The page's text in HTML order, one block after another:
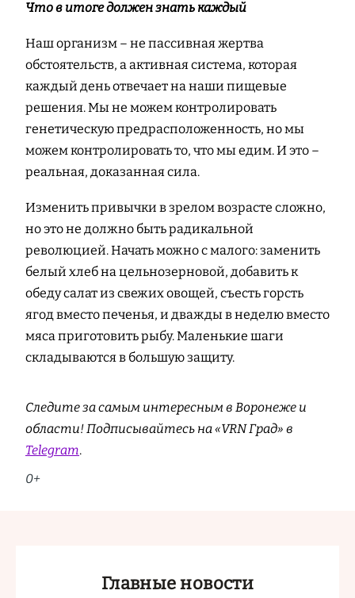
Что в итоге должен знать каждый
Наш организм – не пассивная жертва
обстоятельств, а активная система, которая
каждый день отвечает на наши пищевые
решения. Мы не можем контролировать
генетическую предрасположенность, но мы
можем контролировать то, что мы едим. И это –
реальная, доказанная сила.
Изменить привычки в зрелом возрасте сложно,
но это не должно быть радикальной
революцией. Начать можно с малого: заменить
белый хлеб на цельнозерновой, добавить к
обеду салат из свежих овощей, съесть горсть
ягод вместо печенья, и дважды в неделю вместо
мяса приготовить рыбу. Маленькие шаги
складываются в большую защиту.
Следите за самым интересным в Воронеже и
области! Подписывайтесь на «VRN Град» в
Telegram.
0+
Главные новости